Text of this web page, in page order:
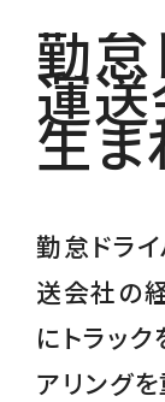
勤怠
運
生ま
勤怠ドラ
送会社の
にトラッ
アリングを